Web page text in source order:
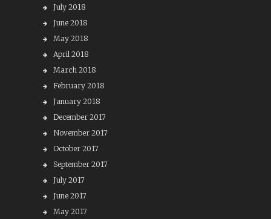
July 2018
June 2018
May 2018
April 2018
March 2018
February 2018
January 2018
December 2017
November 2017
October 2017
September 2017
July 2017
June 2017
May 2017